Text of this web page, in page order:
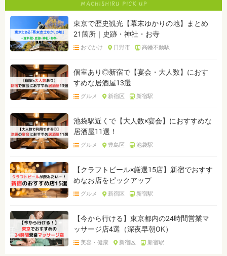
東京で歴史観光【幕末ゆかりの地】まとめ
21箇所｜史跡・神社・お寺
おでかけ 日野市 高幡不動駅
個室あり◎新宿で【宴会・大人数】におす
すめな居酒屋13選
グルメ 新宿区 新宿駅
池袋駅近くで【大人数×宴会】におすすめな
居酒屋11選！
グルメ 豊島区 池袋駅
【クラフトビール×厳選15店】新宿でおすす
めなお店をピックアップ
グルメ 新宿区 新宿駅
【今から行ける】東京都内の24時間営業マ
ッサージ店4選（深夜早朝OK）
美容・健康 新宿区 新宿駅